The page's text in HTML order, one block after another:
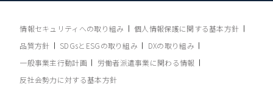
情報セキュリティへの取り組み
個人情報保護に関する基本方針
品質方針
SDGsとESGの取り組み
DXの取り組み
一般事業主行動計画
労働者派遣事業に関わる情報
反社会勢力に対する基本方針